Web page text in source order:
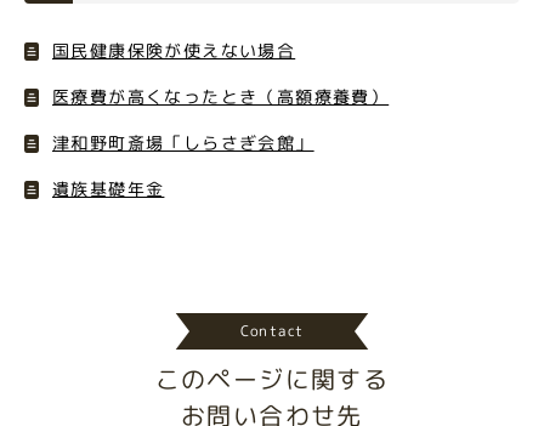
国民健康保険が使えない場合
医療費が高くなったとき（高額療養費）
津和野町斎場「しらさぎ会館」
遺族基礎年金
Contact
このページに関する
お問い合わせ先